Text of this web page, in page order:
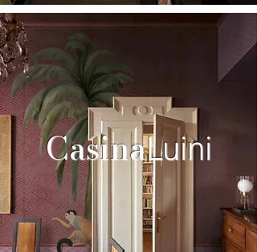
CasinaLuini